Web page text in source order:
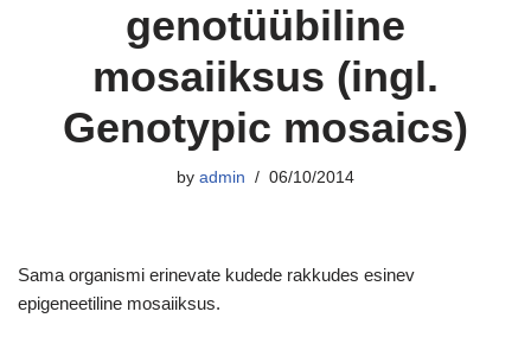
genotüübiline
mosaiiksus (ingl.
Genotypic mosaics)
by admin 06/10/2014
Sama organismi erinevate kudede rakkudes esinev
epigeneetiline mosaiiksus.